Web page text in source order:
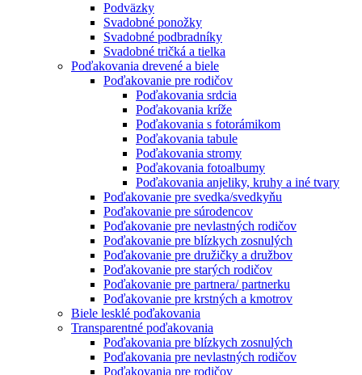
Podväzky
Svadobné ponožky
Svadobné podbradníky
Svadobné tričká a tielka
Poďakovania drevené a biele
Poďakovanie pre rodičov
Poďakovania srdcia
Poďakovania kríže
Poďakovania s fotorámikom
Poďakovania tabule
Poďakovania stromy
Poďakovania fotoalbumy
Poďakovania anjeliky, kruhy a iné tvary
Poďakovanie pre svedka/svedkyňu
Poďakovanie pre súrodencov
Poďakovanie pre nevlastných rodičov
Poďakovanie pre blízkych zosnulých
Poďakovanie pre družičky a družbov
Poďakovanie pre starých rodičov
Poďakovanie pre partnera/ partnerku
Poďakovanie pre krstných a kmotrov
Biele lesklé poďakovania
Transparentné poďakovania
Poďakovania pre blízkych zosnulých
Poďakovania pre nevlastných rodičov
Poďakovania pre rodičov